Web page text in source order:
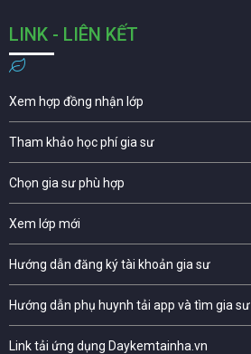
LINK - LIÊN KẾT
Xem hợp đồng nhận lớp
Tham khảo học phí gia sư
Chọn gia sư phù hợp
Xem lớp mới
Hướng dẫn đăng ký tài khoản gia sư
Hướng dẫn phụ huynh tải app và tìm gia sư
Link tải ứng dụng Daykemtainha.vn